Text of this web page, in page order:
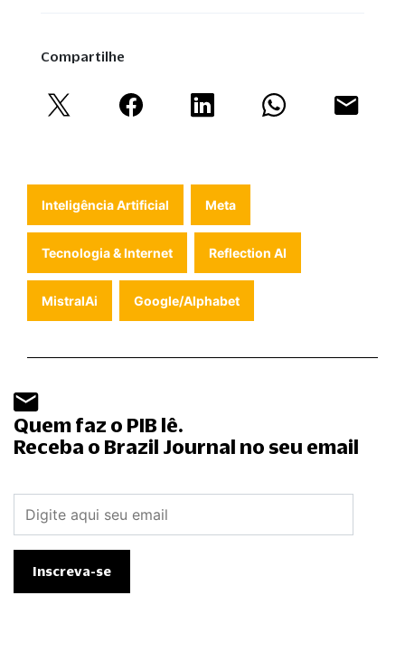
Compartilhe
Inteligência Artificial Meta
Tecnologia & Internet Reflection AI
MistralAi Google/Alphabet
Quem faz o PIB lê.
Receba o Brazil Journal no seu email